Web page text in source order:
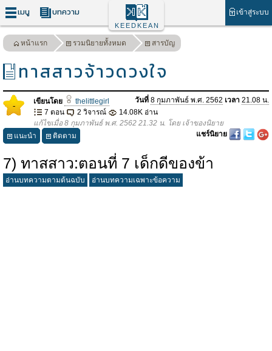
เมนู บทความ เข้าสู่ระบบ
KEEDKEAN
หน้าแรก รวมนิยายทั้งหมด สารบัญ
ทาสสาวจ้าวดวงใจ
- เขียนโดย thelittlegirl วันที่ 8 กุมภาพันธ์ พ.ศ. 2562 เวลา 21.08 น.
7 ตอน
2 วิจารณ์
14.08K อ่าน
แก้ไขเมื่อ 8 กุมภาพันธ์ พ.ศ. 2562 21.32 น. โดย เจ้าของนิยาย
แนะนำ
ติดตาม แชร์นิยาย
7) ทาสสาว:ตอนที่ 7 เด็กดีของข้า
อ่านบทความตามต้นฉบับ อ่านบทความเฉพาะข้อความ